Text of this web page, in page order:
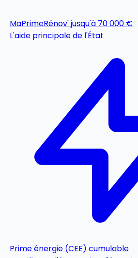
MaPrimeRénov'jusqu'à 70 000 €
L'aide principale de l'État
Prime énergie (CEE) cumulable